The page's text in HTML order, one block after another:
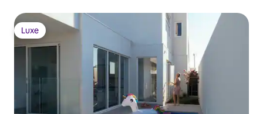
Luxe
Luxe